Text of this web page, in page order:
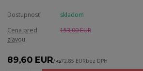
Dostupnosť
skladom
Cena pred
zľavou
153,00 EUR
89,60 EUR/ks72,85 EURbez DPH